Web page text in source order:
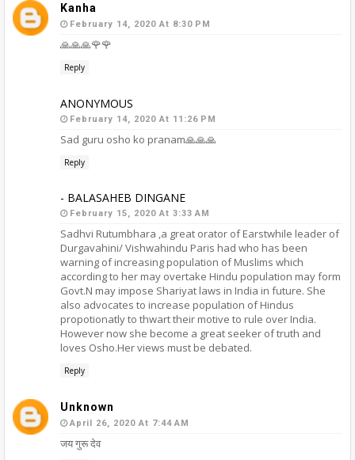
Kanha
February 14, 2020 At 8:30 PM
🙏🙏🙏🌹🌹
Reply
ANONYMOUS
February 14, 2020 At 11:26 PM
Sad guru osho ko pranam🙏🙏🙏
Reply
- BALASAHEB DINGANE
February 15, 2020 At 3:33 AM
Sadhvi Rutumbhara ,a great orator of Earstwhile leader of
Durgavahini/ Vishwahindu Paris had who has been
warning of increasing population of Muslims which
according to her may overtake Hindu population may form
Govt.N may impose Shariyat laws in India in future. She
also advocates to increase population of Hindus
propotionatly to thwart their motive to rule over India.
However now she become a great seeker of truth and
loves Osho.Her views must be debated.
Reply
Unknown
April 26, 2020 At 7:44 AM
जय गुरू देव